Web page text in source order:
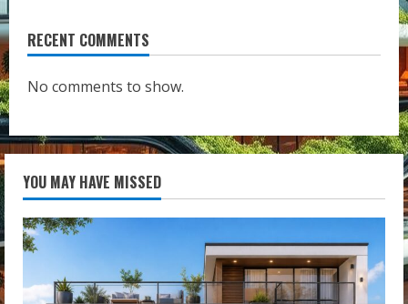
RECENT COMMENTS
No comments to show.
YOU MAY HAVE MISSED